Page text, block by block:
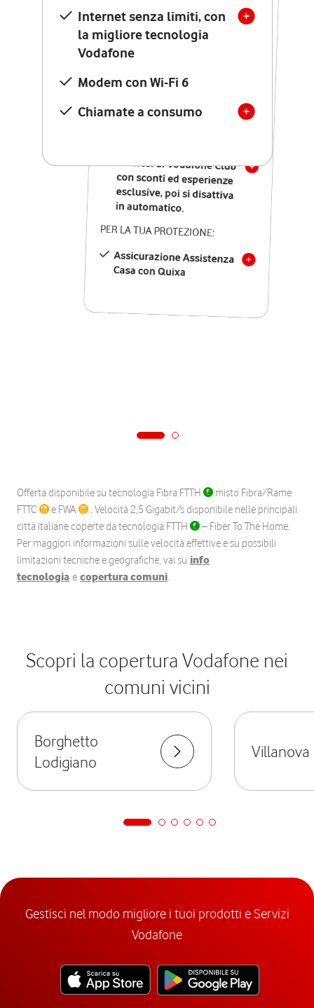
Internet senza limiti, con
la migliore tecnologia
Vodafone
Modem con Wi-Fi 6
Chiamate a consumo
Internet senza limiti, con
la migliore tecnologia
Vodafone
Modem Seven con Wi-Fi 7
Chiamate illimitate verso
numeri fissi e mobili
nazionali
12 mesi di Vodafone Club
con sconti ed esperienze
esclusive, poi si disattiva
in automatico.
PER LA TUA PROTEZIONE:
Assicurazione Assistenza
Casa con Quixa
Offerta disponibile su tecnologia Fibra FTTH
misto Fibra/Rame
FTTC
e FWA
. Velocità 2,5 Gigabit/s disponibile nelle principali
città italiane coperte da tecnologia FTTH
– Fiber To The Home.
Per maggiori informazioni sulle velocità effettive e su possibili
limitazioni tecniche e geografiche, vai su info
tecnologia e copertura comuni.
Scopri la copertura Vodafone nei
comuni vicini
Borghetto
Lodigiano
Villanova
Gestisci nel modo migliore i tuoi prodotti e Servizi
Vodafone